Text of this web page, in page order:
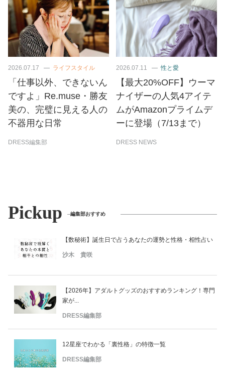
2026.07.17 ライフスタイル
「仕事以外、できないん
ですよ」Re.muse・勝友
美の、完璧に見える人の
不器用な日常
DRESS編集部
2026.07.11 性と愛
【最大20%OFF】ウーマ
ナイザーの人気4アイテ
ムがAmazonプライムデ
ーに登場（7/13まで）
DRESS NEWS
Pickup 編集部おすすめ
【数秘術】誕生日で占うあなたの運勢と性格・相性占い
沙木 貴咲
【2026年】アダルトグッズのおすすめランキング！専門
家が...
DRESS編集部
12星座でわかる「裏性格」の特徴一覧
DRESS編集部